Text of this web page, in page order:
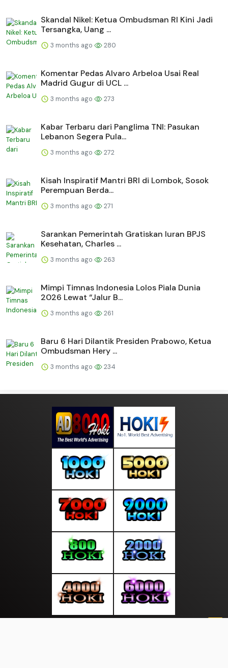
Skandal Nikel: Ketua Ombudsman RI Kini Jadi
Tersangka, Uang ...
3 months ago 280
Komentar Pedas Alvaro Arbeloa Usai Real
Madrid Gugur di UCL ...
3 months ago 273
Kabar Terbaru dari Panglima TNI: Pasukan
Lebanon Segera Pula...
3 months ago 272
Kisah Inspiratif Mantri BRI di Lombok, Sosok
Perempuan Berda...
3 months ago 271
Sarankan Pemerintah Gratiskan Iuran BPJS
Kesehatan, Charles ...
3 months ago 263
Mimpi Timnas Indonesia Lolos Piala Dunia
2026 Lewat “Jalur B...
3 months ago 261
Baru 6 Hari Dilantik Presiden Prabowo, Ketua
Ombudsman Hery ...
3 months ago 234